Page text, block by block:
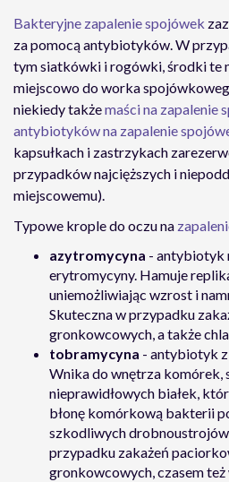
Bakteryjne zapalenie spojówek
za pomocą antybiotyków. W
tym siatkówki i rogówki, środki te
miejscowo do worka
niekiedy takżemaści na zapalenie
antybiotyków na zapalenie
kapsułkach i zastrzykach
przypadków najcięższych i
miejscowemu).
Typowe krople do oczu na
azytromycyna - antybiotyk
erytromycyny. Hamuje
uniemożliwiając wzrost i
Skuteczna w przypadku
gronkowcowych, a także
tobramycyna - antybiotyk
Wnika do wnętrza komórek,
nieprawidłowych białek,
błonę komórkową bakterii
szkodliwych
przypadku zakażeń
gronkowcowych, czasem